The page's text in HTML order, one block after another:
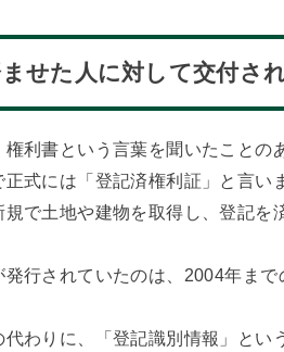
せた人に対して交付さ
利書という言葉を聞いたことの
式には「登記済権利証」と言い
で土地や建物を取得し、登記を
発行されていたのは、2004年ま
わりに、「登記識別情報」とい